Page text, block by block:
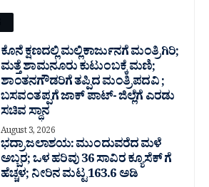
ಕೊನೆ ಕ್ಷಣದಲ್ಲಿ ಮಲ್ಲಿಕಾರ್ಜುನಗೆ ಮಂತ್ರಿಗಿರಿ;
ಮತ್ತೆ ಶಾಮನೂರು ಕುಟುಂಬಕ್ಕೆ ಮಣಿ;
ಶಾಂತನಗೌಡರಿಗೆ ತಪ್ಪಿದ ಮಂತ್ರಿ ಪದವಿ ;
ಬಸವಂತಪ್ಪಗೆ ಜಾಕ್ ಪಾಟ್- ಜಿಲ್ಲೆಗೆ ಎರಡು
ಸಚಿವ ಸ್ಥಾನ
August 3, 2026
ಭದ್ರಾ ಜಲಾಶಯ: ಮುಂದುವರೆದ ಮಳೆ
ಅಬ್ಬರ; ಒಳ ಹರಿವು 36 ಸಾವಿರ‌ ಕ್ಯೂಸೆಕ್ ಗೆ
ಹೆಚ್ಚಳ; ನೀರಿನ ಮಟ್ಟ 163.6 ಅಡಿ